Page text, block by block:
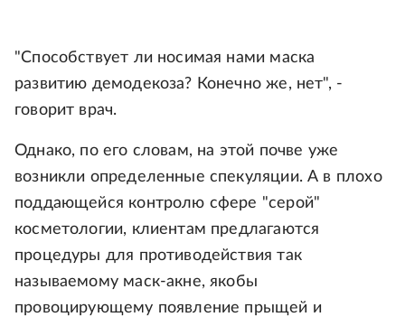
"Способствует ли носимая нами маска
развитию демодекоза? Конечно же, нет", -
говорит врач.
Однако, по его словам, на этой почве уже
возникли определенные спекуляции. А в плохо
поддающейся контролю сфере "серой"
косметологии, клиентам предлагаются
процедуры для противодействия так
называемому маск-акне, якобы
провоцирующему появление прыщей и